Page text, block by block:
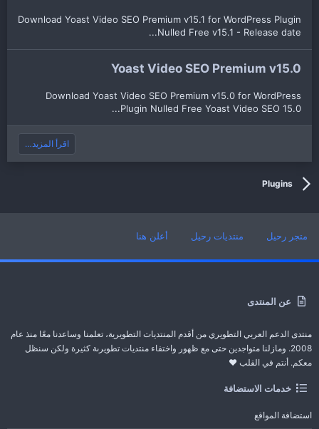
Download Yoast Video SEO Premium v15.1 for WordPress Plugin
Nulled Free v15.1 - Release date...
Yoast Video SEO Premium v15.0
Download Yoast Video SEO Premium v15.0 for WordPress
Plugin Nulled Free Yoast Video SEO 15.0...
اقرأ المزيد…
Plugins
عن المنتدى
منتدى الدعم العربي التطويري من أقدم المنتديات التطويرية، تعلمنا وساعدنا معًا منذ عام
2008. ومازلنا متواجدين حتى مع ظهور واختفاء منتديات تطويرىة كثيرة ولكن سنظل
معكم. أنتم في القلب ❤️
خدمات الاستضافة
استضافة المواقع
متجر رحيل منتديات رحيل أعلن هنا